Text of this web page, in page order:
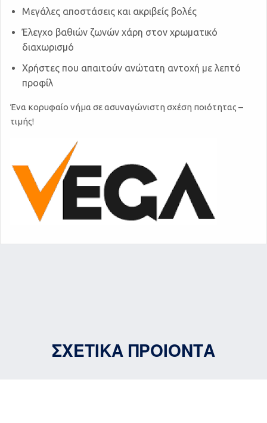
Μεγάλες αποστάσεις και ακριβείς βολές
Έλεγχο βαθιών ζωνών χάρη στον χρωματικό
διαχωρισμό
Χρήστες που απαιτούν ανώτατη αντοχή με λεπτό
προφίλ
Ένα κορυφαίο νήμα σε ασυναγώνιστη σχέση ποιότητας –
τιμής!
ΣΧΕΤΙΚΑ ΠΡΟΙΟΝΤΑ